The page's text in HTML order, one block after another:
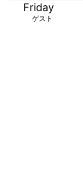
Friday
ゲスト